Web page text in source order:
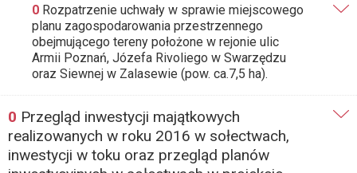
0 Rozpatrzenie uchwały w sprawie miejscowego
planu zagospodarowania przestrzennego
obejmującego tereny położone w rejonie ulic
Armii Poznań, Józefa Rivoliego w Swarzędzu
oraz Siewnej w Zalasewie (pow. ca.7,5 ha).
0 Przegląd inwestycji majątkowych
realizowanych w roku 2016 w sołectwach,
inwestycji w toku oraz przegląd planów